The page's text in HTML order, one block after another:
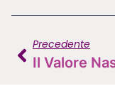
Precedente